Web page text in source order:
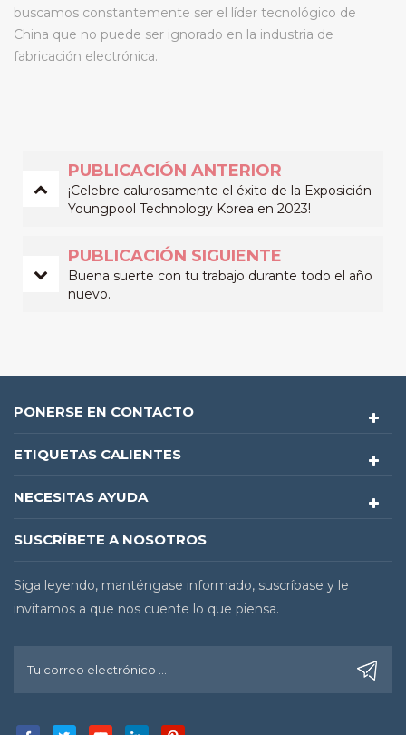
buscamos constantemente ser el líder tecnológico de
China que no puede ser ignorado en la industria de
fabricación electrónica.
PUBLICACIÓN ANTERIOR
¡Celebre calurosamente el éxito de la Exposición
Youngpool Technology Korea en 2023!
PUBLICACIÓN SIGUIENTE
Buena suerte con tu trabajo durante todo el año
nuevo.
PONERSE EN CONTACTO
ETIQUETAS CALIENTES
NECESITAS AYUDA
SUSCRÍBETE A NOSOTROS
Siga leyendo, manténgase informado, suscríbase y le
invitamos a que nos cuente lo que piensa.